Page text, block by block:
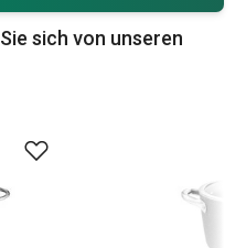
sich von unseren